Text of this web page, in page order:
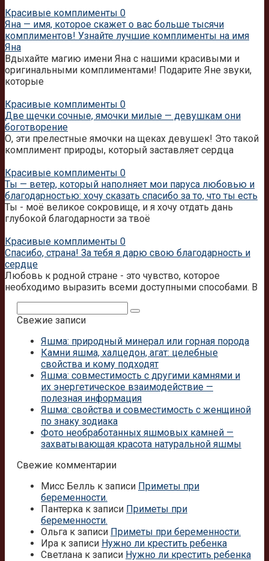
Красивые комплименты 0
Яна — имя, которое скажет о вас больше тысячи
комплиментов! Узнайте лучшие комплименты на имя
Яна
Вдыхайте магию имени Яна с нашими красивыми и
оригинальными комплиментами! Подарите Яне звуки,
которые
Красивые комплименты 0
Две щечки сочные, ямочки милые — девушкам они
боготворение
О, эти прелестные ямочки на щеках девушек! Это такой
комплимент природы, который заставляет сердца
Красивые комплименты 0
Ты — ветер, который наполняет мои паруса любовью и
благодарностью: хочу сказать спасибо за то, что ты есть
Ты - моё великое сокровище, и я хочу отдать дань
глубокой благодарности за твоё
Красивые комплименты 0
Спасибо, страна! За тебя я дарю свою благодарность и
сердце
Любовь к родной стране - это чувство, которое
необходимо выразить всеми доступными способами. В
Свежие записи
Яшма: природный минерал или горная порода
Камни яшма, халцедон, агат: целебные
свойства и кому подходят
Яшма: совместимость с другими камнями и
их энергетическое взаимодействие —
полезная информация
Яшма: свойства и совместимость с женщиной
по знаку зодиака
Фото необработанных яшмовых камней —
захватывающая красота натуральной яшмы
Свежие комментарии
Мисс Белль к записи Приметы при
беременности.
Пантерка к записи Приметы при
беременности.
Ольга к записи Приметы при беременности.
Ира к записи Нужно ли крестить ребенка
Светлана к записи Нужно ли крестить ребенка